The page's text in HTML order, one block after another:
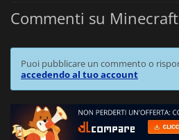
Commenti su
Puoi pubblicare un commento o
accedendo al tuo account